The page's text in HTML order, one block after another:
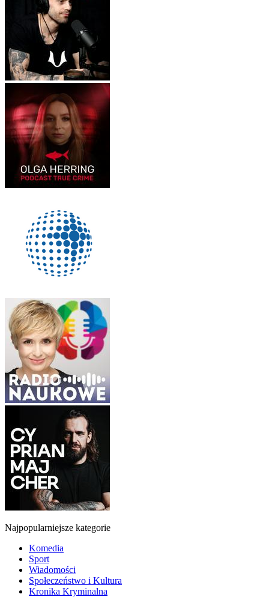
Najpopularniejsze kategorie
Komedia
Sport
Wiadomości
Społeczeństwo i Kultura
Kronika Kryminalna